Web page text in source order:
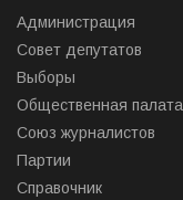
Администрация
Совет депутатов
Выборы
Общественная палата
Союз журналистов
Партии
Справочник